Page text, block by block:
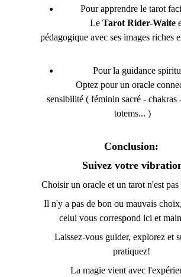
Pour apprendre le tarot
             Le
Tarot Rider-Waite
pédagogique avec ses images riches
Pour la guidance
sensibilité ( féminin sacré - chakras
totems... )
Conclusion:
Suivez votre
Choisir un oracle et un tarot n'est pas
celui vous correspond ici et
Laissez-vous guider, explorez et
pratiquez!
La magie vient avec